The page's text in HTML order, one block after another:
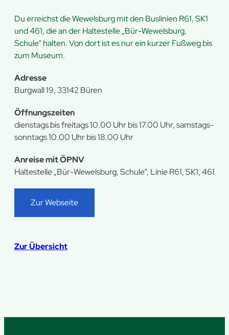
Du erreichst die Wewelsburg mit den Buslinien R61, SK1
und 461, die an der Haltestelle „Bür-Wewelsburg,
Schule“ halten. Von dort ist es nur ein kurzer Fußweg bis
zum Museum.
Adresse
Burgwall 19, 33142 Büren
Öffnungszeiten
dienstags bis freitags 10.00 Uhr bis 17.00 Uhr, samstags-
sonntags 10.00 Uhr bis 18.00 Uhr
Anreise mit ÖPNV
Haltestelle „Bür-Wewelsburg, Schule“, Linie R61, SK1, 461
Zur Webseite
Zur Übersicht